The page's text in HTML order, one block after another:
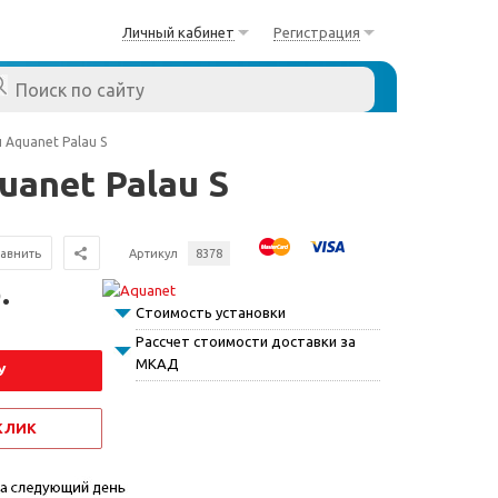
Личный кабинет Регистрация
Palau S
Palau S
Артикул 8378
Стоимость установки
Рассчет стоимости доставки за
МКАД